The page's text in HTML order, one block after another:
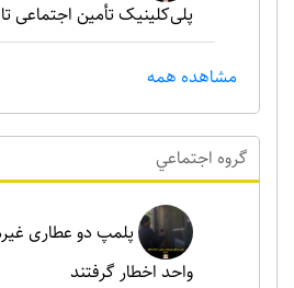
پلی‌کلینیک تأمین اجتماعی
مشاهده همه
گروه اجتماعي
واحد اخطار گرفتند